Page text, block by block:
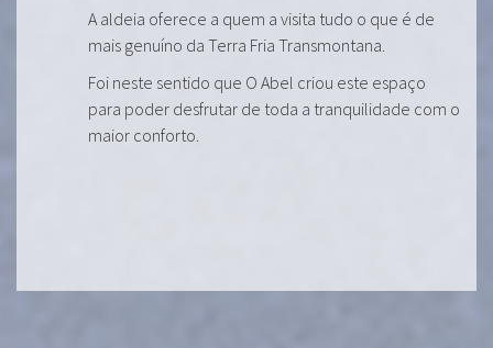
A aldeia oferece a quem a visita tudo o que é de
mais genuíno da Terra Fria Transmontana.
Foi neste sentido que O Abel criou este espaço
para poder desfrutar de toda a tranquilidade com o
maior conforto.